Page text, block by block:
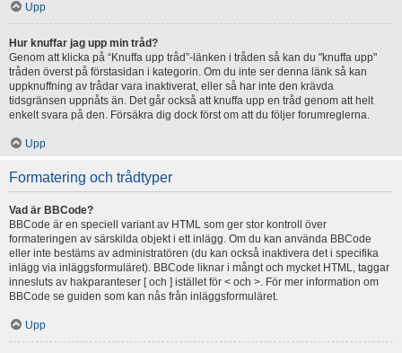
Upp
Hur knuffar jag upp min tråd?
Genom att klicka på “Knuffa upp tråd”-länken i tråden så kan du "knuffa upp"
tråden överst på förstasidan i kategorin. Om du inte ser denna länk så kan
uppknuffning av trådar vara inaktiverat, eller så har inte den krävda
tidsgränsen uppnåts än. Det går också att knuffa upp en tråd genom att helt
enkelt svara på den. Försäkra dig dock först om att du följer forumreglerna.
Upp
Formatering och trådtyper
Vad är BBCode?
BBCode är en speciell variant av HTML som ger stor kontroll över
formateringen av särskilda objekt i ett inlägg. Om du kan använda BBCode
eller inte bestäms av administratören (du kan också inaktivera det i specifika
inlägg via inläggsformuläret). BBCode liknar i mångt och mycket HTML, taggar
innesluts av hakparanteser [ och ] istället för < och >. För mer information om
BBCode se guiden som kan nås från inläggsformuläret.
Upp